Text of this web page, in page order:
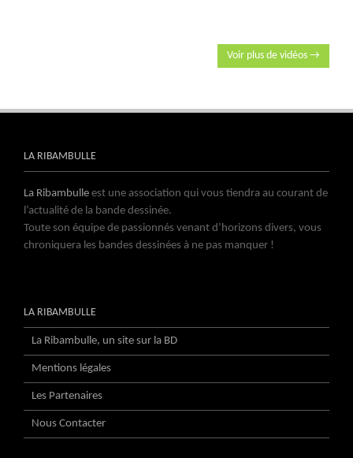
Voir plus de vidéos →
LA RIBAMBULLE
La Ribambulle est une association qui vous tiendra au courant de
l’actualité de la bande dessinée.
Toute son équipe de passionnés venant d’horizons divers, vous
chroniquera les bandes dessinées à ne pas manquer !
LA RIBAMBULLE
La Ribambulle, un site sur la BD
Mentions légales
Les Partenaires
Nous Contacter